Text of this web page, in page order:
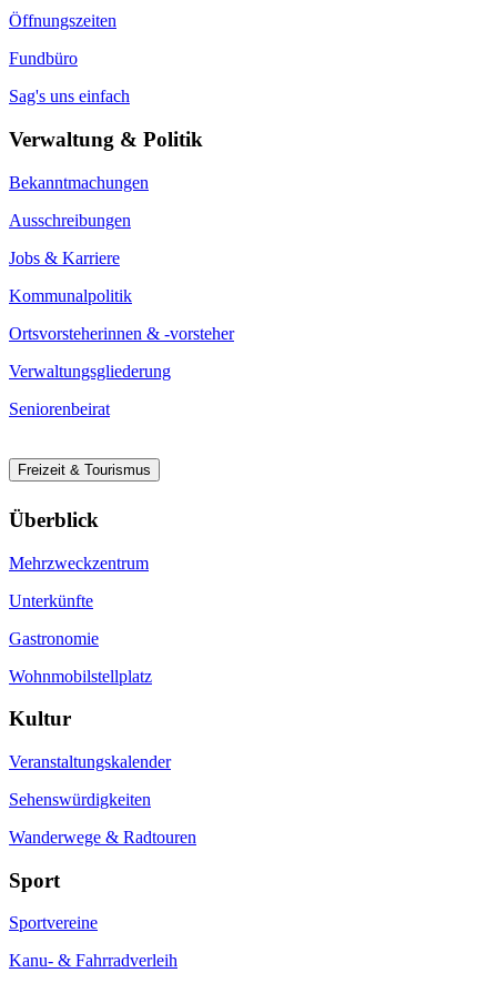
Öffnungszeiten
Fundbüro
Sag's uns einfach
Verwaltung & Politik
Bekanntmachungen
Ausschreibungen
Jobs & Karriere
Kommunalpolitik
Ortsvorsteherinnen & -vorsteher
Verwaltungsgliederung
Seniorenbeirat
Freizeit & Tourismus
Überblick
Mehrzweckzentrum
Unterkünfte
Gastronomie
Wohnmobilstellplatz
Kultur
Veranstaltungskalender
Sehenswürdigkeiten
Wanderwege & Radtouren
Sport
Sportvereine
Kanu- & Fahrradverleih